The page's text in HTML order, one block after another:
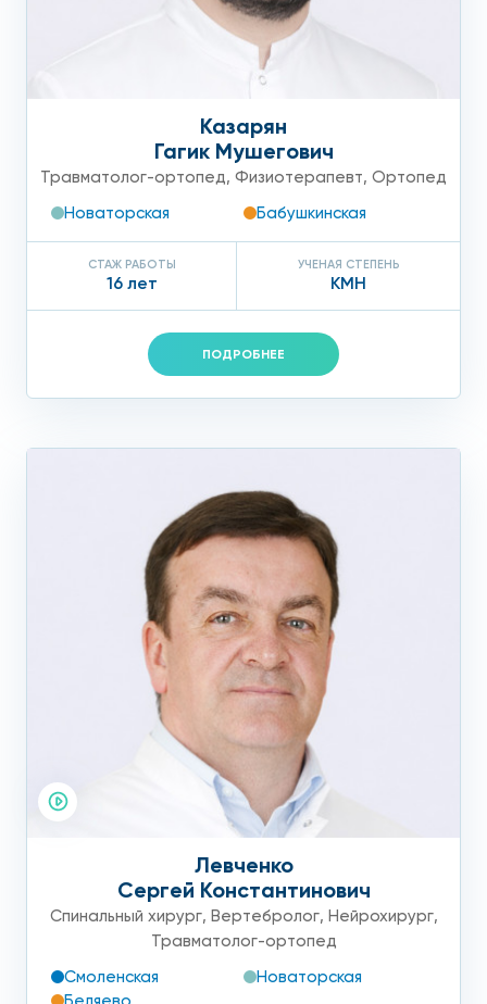
Казарян
Гагик Мушегович
Травматолог-ортопед, Физиотерапевт, Ортопед
Новаторская
Бабушкинская
СТАЖ РАБОТЫ
16 лет
УЧЕНАЯ СТЕПЕНЬ
КМН
ПОДРОБНЕЕ
Левченко
Сергей Константинович
Спинальный хирург, Вертебролог, Нейрохирург,
Травматолог-ортопед
Смоленская
Новаторская